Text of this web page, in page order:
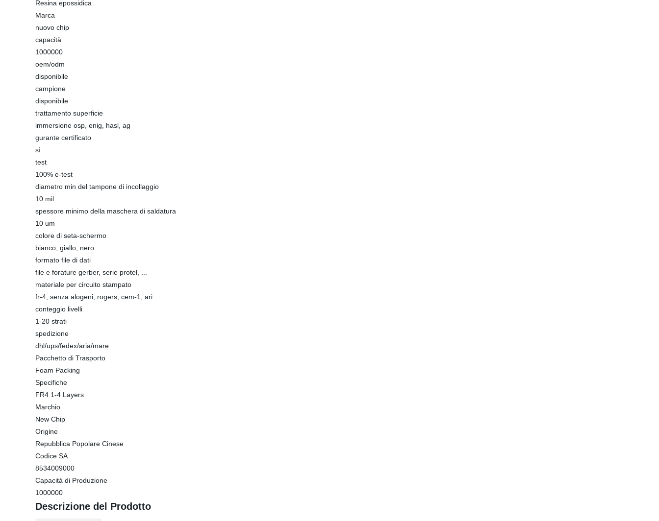
Resina epossidica
Marca
nuovo chip
capacità
1000000
oem/odm
disponibile
campione
disponibile
trattamento superficie
immersione osp, enig, hasl, ag
gurante certificato
sì
test
100% e-test
diametro min del tampone di incollaggio
10 mil
spessore minimo della maschera di saldatura
10 um
colore di seta-schermo
bianco, giallo, nero
formato file di dati
file e forature gerber, serie protel, ...
materiale per circuito stampato
fr-4, senza alogeni, rogers, cem-1, ari
conteggio livelli
1-20 strati
spedizione
dhl/ups/fedex/aria/mare
Pacchetto di Trasporto
Foam Packing
Specifiche
FR4 1-4 Layers
Marchio
New Chip
Origine
Repubblica Popolare Cinese
Codice SA
8534009000
Capacità di Produzione
1000000
Descrizione del Prodotto